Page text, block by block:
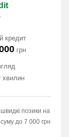
кредит
грн
хвилин
позики на
до 7 000 грн